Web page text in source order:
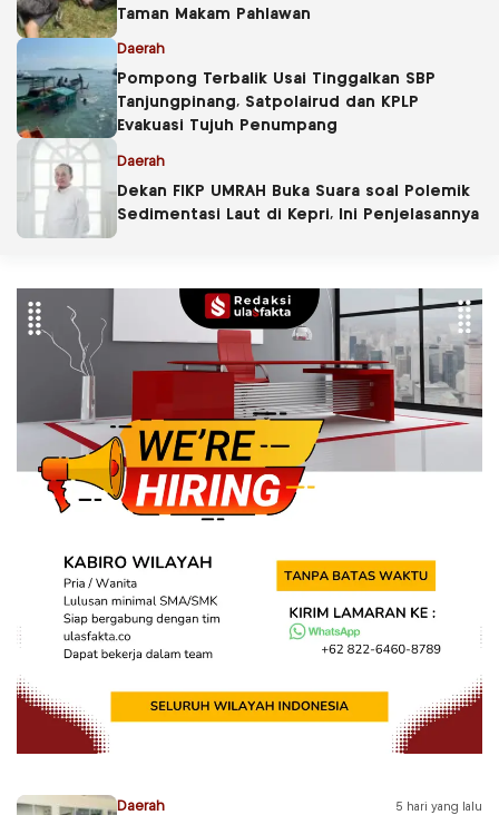
Taman Makam Pahlawan
Daerah
Pompong Terbalik Usai Tinggalkan SBP
Tanjungpinang, Satpolairud dan KPLP
Evakuasi Tujuh Penumpang
Daerah
Dekan FIKP UMRAH Buka Suara soal Polemik
Sedimentasi Laut di Kepri, Ini Penjelasannya
Daerah 5 hari yang lalu